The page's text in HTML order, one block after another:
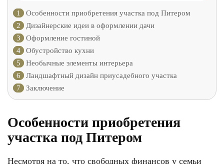
1
Особенности приобретения участка под Питером
2
Дизайнерские идеи в оформлении дачи
3
Оформление гостиной
4
Обустройство кухни
5
Необычные элементы интерьера
6
Ландшафтный дизайн приусадебного участка
7
Заключение
Особенности приобретения
участка под Питером
Несмотря на то, что свободных финансов у семьи